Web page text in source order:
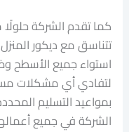
كما تقدم الشركة
تتناسق مع ديكور
استواء جميع الأسطح
لتفادي أي مشكلات
بمواعيد التسليم
الشركة في جميع